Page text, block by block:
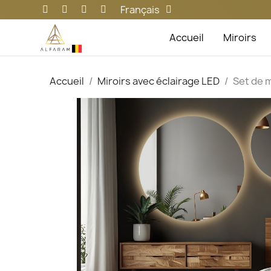
Français
Accueil Miroirs
Accueil Miroirs avec éclairage LED Set de